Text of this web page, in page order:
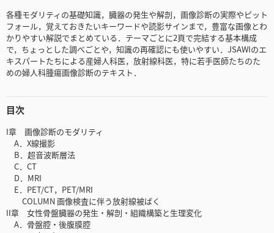
各種モダリティの基礎知識，臓器の発生や解剖，画像診断の実際やピット
フォール，覚えておきたいキーワードや読影サインまで，豊富な画像とわ
かりやすい解説でまとめている．テーマごとに2頁で完結する基本構成
で，ちょっとした調べごとや，知識の再確認にも使いやすい．JSAWIのエ
キスパートたちによる産婦人科医，放射線科医，特に若手医師たちのた
めの婦人科腫瘍画像診断のテキスト．
目次
I章 画像診断のモダリティ
A．X線撮影
B．超音波断層法
C．CT
D．MRI
E．PET/CT，PET/MRI
COLUMN 画像検査に伴う放射線被ばく
II章 女性骨盤臓器の発生・解剖・組織構築と生理変化
A．骨盤腔・後腹膜腔